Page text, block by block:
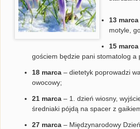
13 marca
motyle,
15 marca
gościem będzie pani stomatolog a
18 marca – dietetyk poprowadzi
owocowy;
21 marca – 1. dzień wiosny,
średniaki pójdą na spacer z
27 marca – Międzynarodowy